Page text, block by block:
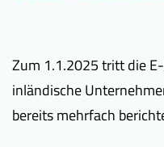
Zum 1.1.2025 tritt die
inländische
bereits mehrfach